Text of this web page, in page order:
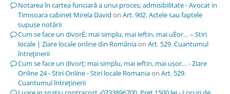
Notarea în cartea funciară a unui proces; admisibilitate - Avocat in
Timisoara cabinet Mirela David on Art. 902. Actele sau faptele
supuse notării
Cum se face un divorÈ; mai simplu, mai ieftin, mai uÈor… – Stiri
locale | Ziare locale online din Româniaon Art. 529. Cuantumul
întreţinerii
Cum se face un divorț; mai simplu, mai ieftin, mai ușor… - Ziare
Online 24 - Stiri Online - Stiri locale Romaniaon Art. 529.
Cuantumul întreţinerii